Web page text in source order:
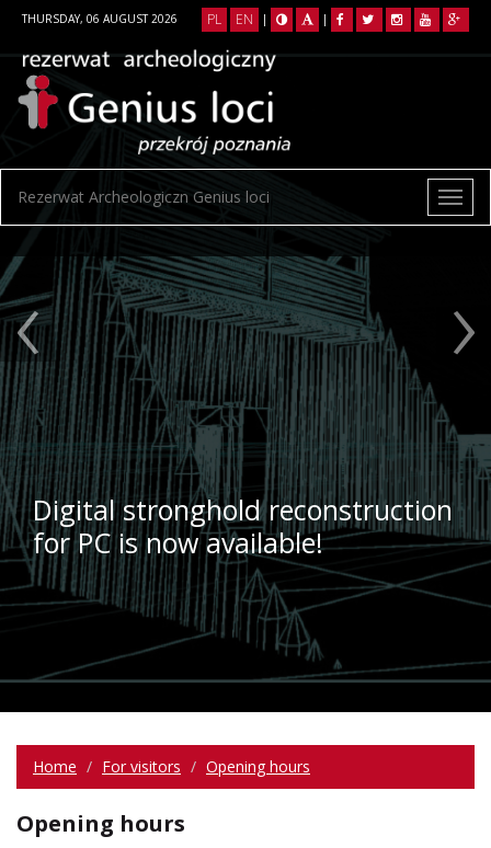
THURSDAY, 06 AUGUST 2026 PL EN | |
Rezerwat Archeologiczn Genius loci
Digital stronghold reconstruction
for PC is now available!
‹ ›
Home For visitors Opening hours
Opening hours